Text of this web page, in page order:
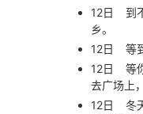
12日
到
乡。
12日
等
12日
等
去广场上
12日
冬